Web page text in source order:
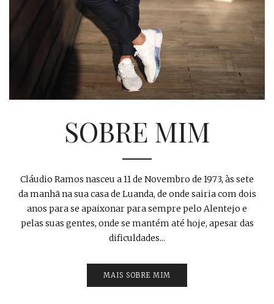
SOBRE MIM
Cláudio Ramos nasceu a 11 de Novembro de 1973, às sete
da manhã na sua casa de Luanda, de onde sairia com dois
anos para se apaixonar para sempre pelo Alentejo e
pelas suas gentes, onde se mantém até hoje, apesar das
dificuldades...
MAIS SOBRE MIM